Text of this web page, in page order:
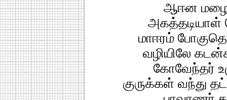
ஆஈன
அகத்தடியாள்
மாஈரம்
வழியிலே
கோவேந்தர்
குருக்கள் வந்து